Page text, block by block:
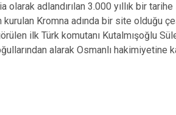
olarak adlandırılan 3.000 yıllık bir
Kromna adında bir site olduğu
ilk Türk komutanı Kutalmışoğlu
alarak Osmanlı hakimiyetine